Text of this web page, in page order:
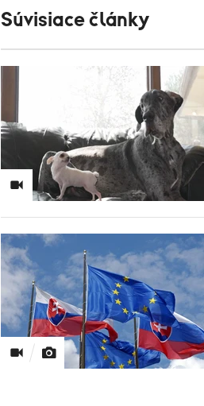
Súvisiace články